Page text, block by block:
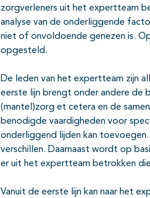
zorgverleners uit het expertteam
analyse van de onderliggende
niet of onvoldoende genezen is.
opgesteld.
De leden van het expertteam zijn
eerste lijn brengt onder andere de
(mantel)zorg et cetera en de
benodigde vaardigheden voor
onderliggend lijden kan
verschillen. Daarnaast wordt op
er uit het expertteam betrokken
Vanuit de eerste lijn kan naar het